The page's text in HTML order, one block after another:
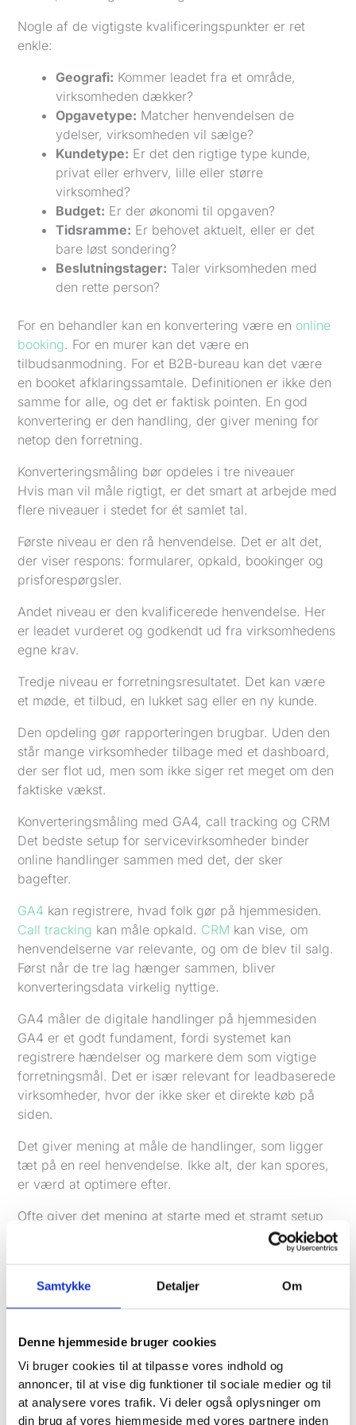
Samtykke Detaljer Om
Denne hjemmeside bruger cookies
Vi bruger cookies til at tilpasse vores indhold og
annoncer, til at vise dig funktioner til sociale medier og til
at analysere vores trafik. Vi deler også oplysninger om
din brug af vores hjemmeside med vores partnere inden
Nogle af de vigtigste kvalificeringspunkter er ret
enkle:
Geografi: Kommer leadet fra et område,
virksomheden dækker?
Opgavetype: Matcher henvendelsen de
ydelser, virksomheden vil sælge?
Kundetype: Er det den rigtige type kunde,
privat eller erhverv, lille eller større
virksomhed?
Budget: Er der økonomi til opgaven?
Tidsramme: Er behovet aktuelt, eller er det
bare løst sondering?
Beslutningstager: Taler virksomheden med
den rette person?
For en behandler kan en konvertering være en online
booking. For en murer kan det være en
tilbudsanmodning. For et B2B-bureau kan det være
en booket afklaringssamtale. Definitionen er ikke den
samme for alle, og det er faktisk pointen. En god
konvertering er den handling, der giver mening for
netop den forretning.
Konverteringsmåling bør opdeles i tre niveauer
Hvis man vil måle rigtigt, er det smart at arbejde med
flere niveauer i stedet for ét samlet tal.
Første niveau er den rå henvendelse. Det er alt det,
der viser respons: formularer, opkald, bookinger og
prisforespørgsler.
Andet niveau er den kvalificerede henvendelse. Her
er leadet vurderet og godkendt ud fra virksomhedens
egne krav.
Tredje niveau er forretningsresultatet. Det kan være
et møde, et tilbud, en lukket sag eller en ny kunde.
Den opdeling gør rapporteringen brugbar. Uden den
står mange virksomheder tilbage med et dashboard,
der ser flot ud, men som ikke siger ret meget om den
faktiske vækst.
Konverteringsmåling med GA4, call tracking og CRM
Det bedste setup for servicevirksomheder binder
online handlinger sammen med det, der sker
bagefter.
GA4 kan registrere, hvad folk gør på hjemmesiden.
Call tracking kan måle opkald. CRM kan vise, om
henvendelserne var relevante, og om de blev til salg.
Først når de tre lag hænger sammen, bliver
konverteringsdata virkelig nyttige.
GA4 måler de digitale handlinger på hjemmesiden
GA4 er et godt fundament, fordi systemet kan
registrere hændelser og markere dem som vigtige
forretningsmål. Det er især relevant for leadbaserede
virksomheder, hvor der ikke sker et direkte køb på
siden.
Det giver mening at måle de handlinger, som ligger
tæt på en reel henvendelse. Ikke alt, der kan spores,
er værd at optimere efter.
Ofte giver det mening at starte med et stramt setup
og udvide senere. Mange måler for meget støj og for
Gode konverteringer at sætte op i GA4 kan være:
booking gennemført
klik på mailadresse
gennemført prisberegner
download af materiale